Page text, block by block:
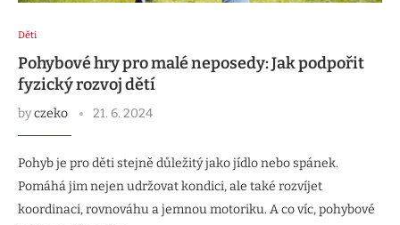
Děti
Pohybové hry pro malé neposedy: Jak podpořit
fyzický rozvoj dětí
byczeko 21. 6. 2024
Pohyb je pro děti stejně důležitý jako jídlo nebo spánek.
Pomáhá jim nejen udržovat kondici, ale také rozvíjet
koordinaci, rovnováhu a jemnou motoriku. A co víc, pohybové